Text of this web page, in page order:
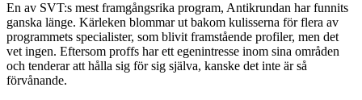
En av SVT:s mest framgångsrika program, Antikrundan har funnits
ganska länge. Kärleken blommar ut bakom kulisserna för flera av
programmets specialister, som blivit framstående profiler, men det
vet ingen. Eftersom proffs har ett egenintresse inom sina områden
och tenderar att hålla sig för sig själva, kanske det inte är så
förvånande.